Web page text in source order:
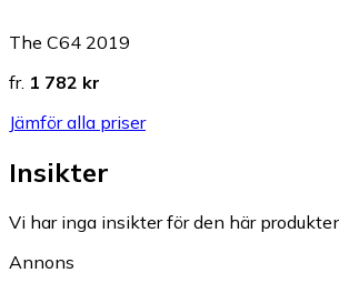
The C64 2019
fr. 1 782 kr
Jämför alla priser
Insikter
Vi har inga insikter för den här
Annons